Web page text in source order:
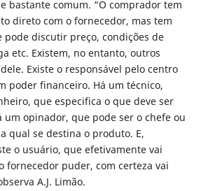
bastante comum. “O comprador tem
direto com o fornecedor, mas tem
pode discutir preço, condições de
etc. Existem, no entanto, outros
Existe o responsável pelo centro
poder financeiro. Há um técnico,
que especifica o que deve ser
um opinador, que pode ser o chefe ou
qual se destina o produto. E,
o usuário, que efetivamente vai
fornecedor puder, com certeza vai
A.J. Limão.